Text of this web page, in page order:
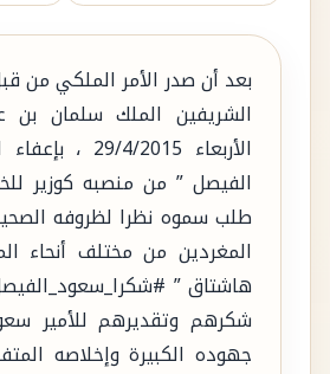
بعد أن صدر الأمر الملكي من
الشريفين الملك سلمان بن
الأربعاء 29/4/
الفيصل ” من منصبه كوزير
طلب سموه نظرا لظروفه
المغردين من مختلف أنحاء
هاشتاق ”
شكرهم وتقديرهم للأمير
جهوده الكبيرة وإخلاصه